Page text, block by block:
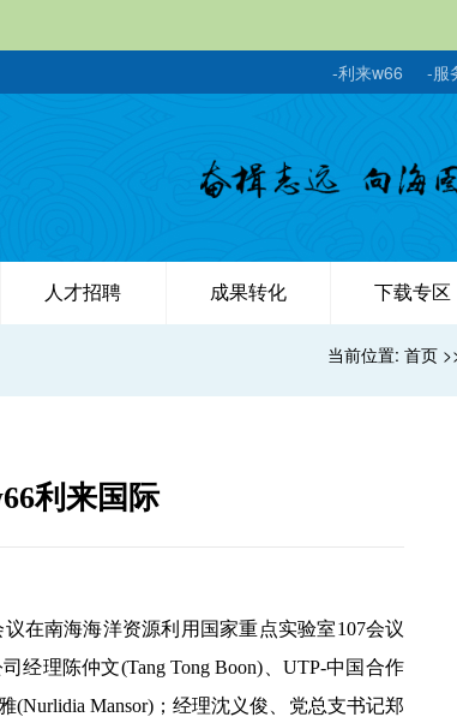
-服
-利来w66
人才招聘 成果转化 下载专区
当前位置: 首页
利来国际
在南海海洋资源利用国家重点实验室107会议
经理陈仲文(Tang Tong Boon)、UTP-中国合作
(Nurlidia Mansor)；经理沈义俊、党总支书记郑